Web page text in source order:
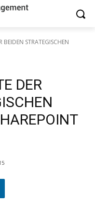
BEIDEN STRATEGISCHEN
DER